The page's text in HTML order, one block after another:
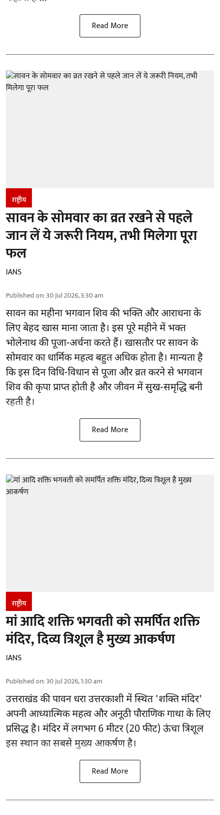
Read More
राष्ट्रीय
सावन के सोमवार का व्रत रखने से पहले
जान लें ये जरूरी नियम, तभी मिलेगा पूरा
फल
IANS
Published on:30 Jul 2026, 3:30 am
सावन का महीना भगवान शिव की भक्ति और आराधना के
लिए बेहद खास माना जाता है। इस पूरे महीने में भक्त
भोलेनाथ की पूजा-अर्चना करते हैं। खासतौर पर सावन के
सोमवार का धार्मिक महत्व बहुत अधिक होता है। मान्यता है
कि इस दिन विधि-विधान से पूजा और व्रत करने से भगवान
शिव की कृपा प्राप्त होती है और जीवन में सुख-समृद्धि बनी
रहती है।
Read More
राष्ट्रीय
मां आदि शक्ति भगवती को समर्पित शक्ति
मंदिर, दिव्य त्रिशूल है मुख्य आकर्षण
IANS
Published on:30 Jul 2026, 1:30 am
उत्तराखंड की पावन धरा उत्तरकाशी में स्थित 'शक्ति मंदिर'
अपनी आध्यात्मिक महत्व और अनूठी पौराणिक गाथा के लिए
प्रसिद्ध है। मंदिर में लगभग 6 मीटर (20 फीट) ऊंचा त्रिशूल
इस स्थान का सबसे मुख्य आकर्षण है।
Read More